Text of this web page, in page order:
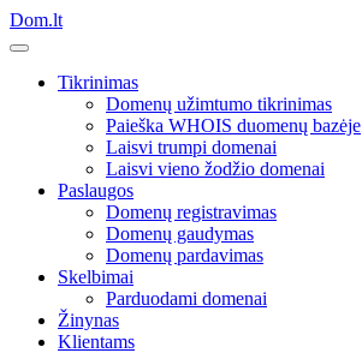
Dom.lt
Tikrinimas
Domenų užimtumo tikrinimas
Paieška WHOIS duomenų bazėje
Laisvi trumpi domenai
Laisvi vieno žodžio domenai
Paslaugos
Domenų registravimas
Domenų gaudymas
Domenų pardavimas
Skelbimai
Parduodami domenai
Žinynas
Klientams